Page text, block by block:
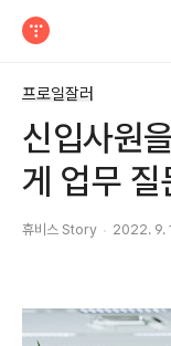
프로일잘러
신입사원
게 업무 질
휴비스 Story 2022. 9.